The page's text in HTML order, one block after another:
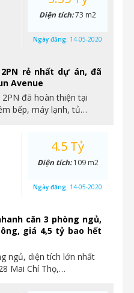
rẻ nhất dự án, đã
Avenue
đã hoàn thiện tại
bếp, máy lạnh, tủ…
Diện tích:73 m2
Ngày đăng: 14-05-2020
căn 3 phòng ngủ,
giá 4,5 tỷ bao hết
ngủ, diện tích lớn nhất
Mai Chí Thọ,…
4.5 Tỷ
Diện tích:109 m2
Ngày đăng: 14-05-2020